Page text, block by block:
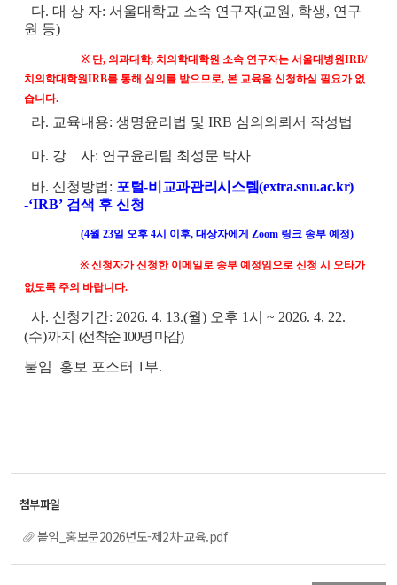
다. 대 상 자: 서울대학교 소속 연구자(교원, 학생, 연구
원 등)
※ 단, 의과대학, 치의학대학원 소속 연구자는 서울대병원IRB/
치의학대학원IRB를 통해 심의를 받으므로, 본 교육을 신청하실 필요가 없
습니다.
라. 교육내용: 생명윤리법 및 IRB 심의의뢰서 작성법
마. 강 사: 연구윤리팀 최성문 박사
바. 신청방법: 포털-비교과관리시스템(extra.snu.ac.kr)
-‘IRB’ 검색 후 신청
(4월 23일 오후 4시 이후, 대상자에게 Zoom 링크 송부 예정)
※ 신청자가 신청한 이메일로 송부 예정임으로 신청 시 오타가
없도록 주의 바랍니다.
사. 신청기간: 2026. 4. 13.(월) 오후 1시 ~ 2026. 4. 22.
(수)까지 (선착순 100명 마감)
붙임 홍보 포스터 1부.
붙임_홍보문2026년도-제2차-교육.pdf